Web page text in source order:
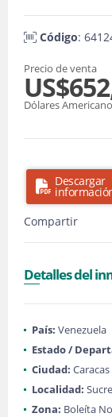
Código:
Precio de venta
Dólares
Descargar
Compartir
Detalles del
País: Venezuela
Estado /
Ciudad: Caracas
Localidad: Sucre
Zona: Boleíta